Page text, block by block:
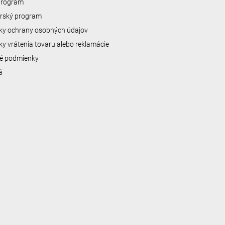
program
ochrany osobných údajov
vrátenia tovaru alebo reklamácie
podmienky